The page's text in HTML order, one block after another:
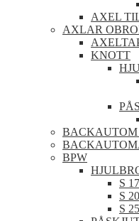
AXEL
AXLAR
KNOTT
BACKAUTOM
BPW
S
S
S